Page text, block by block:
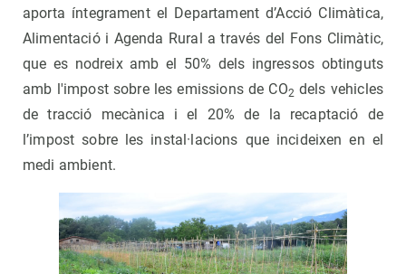
aporta íntegrament el Departament d’Acció Climàtica,
Alimentació i Agenda Rural a través del Fons Climàtic,
que es nodreix amb el 50% dels ingressos obtinguts
amb l'impost sobre les emissions de CO2 dels vehicles
de tracció mecànica i el 20% de la recaptació de
l’impost sobre les instal·lacions que incideixen en el
medi ambient.